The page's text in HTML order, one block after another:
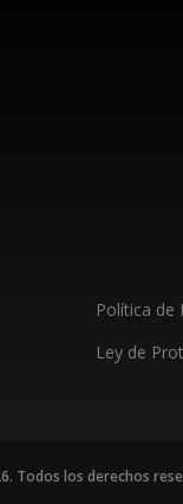
Política de
Ley de
Todos los derechos